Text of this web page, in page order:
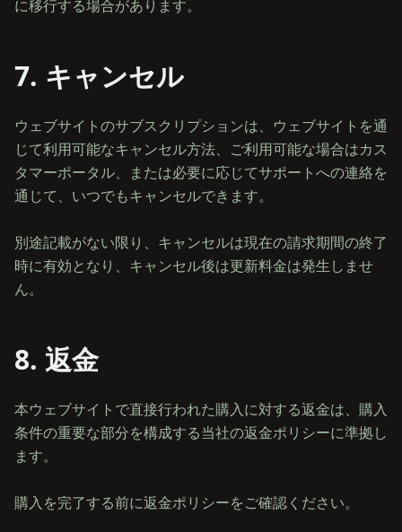
7. キャンセル
ウェブサイトのサブスクリプションは、ウェブサイトを通
じて利用可能なキャンセル方法、ご利用可能な場合はカス
タマーポータル、または必要に応じてサポートへの連絡を
通じて、いつでもキャンセルできます。
別途記載がない限り、キャンセルは現在の請求期間の終了
時に有効となり、キャンセル後は更新料金は発生しませ
8. 返金
本ウェブサイトで直接行われた購入に対する返金は、購入
条件の重要な部分を構成する当社の返金ポリシーに準拠し
ます。